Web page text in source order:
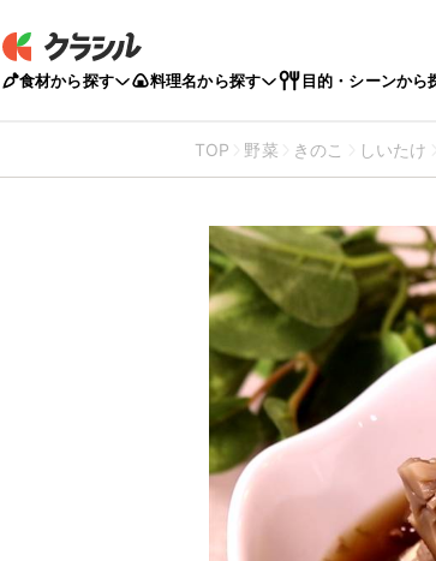
食材から探す 料理名から探す 目的・シーンから
TOP 野菜 きのこ しいたけ